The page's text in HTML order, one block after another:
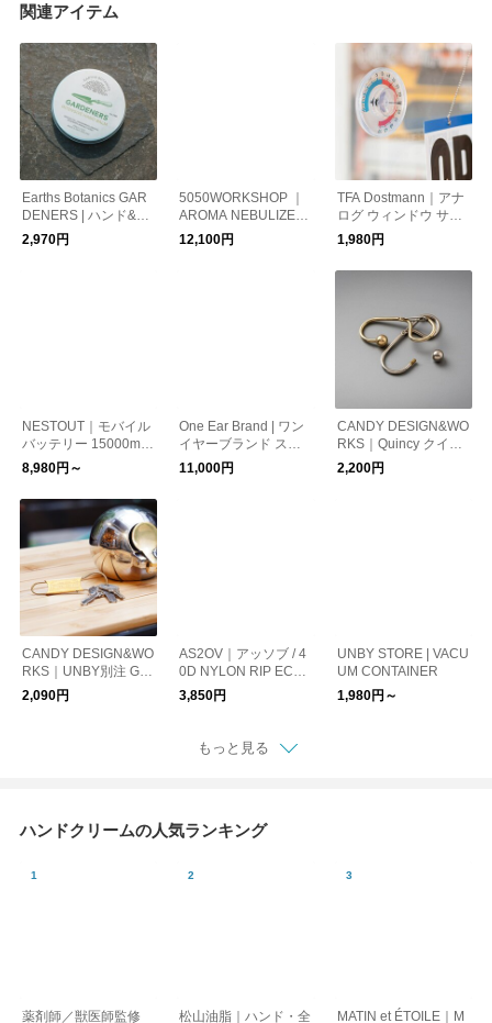
関連アイテム
Earths Botanics GAR
DENERS | ハンド&ボ
ディクリーム
2,970円
5050WORKSHOP ｜
AROMA NEBULIZER
アロマネブライザー
12,100円
TFA Dostmann｜アナ
ログ ウィンドウ サー
モメーター（温度計）
1,980円
NESTOUT｜モバイル
バッテリー 15000mA
h
8,980円～
One Ear Brand | ワン
イヤーブランド スカ
ーフ バンダナ 70×70
11,000円
CANDY DESIGN&WO
RKS｜Quincy クイン
シー キーリング
2,200円
CANDY DESIGN&WO
RKS｜UNBY別注 Gor
don ゴードン ブラス
キーホルダー
2,090円
AS2OV｜アッソブ / 4
0D NYLON RIP ECO
BAG L エコバッグ
トートバッグ
3,850円
UNBY STORE | VACU
UM CONTAINER
1,980円～
もっと見る
ハンドクリームの人気ランキング
薬剤師／獣医師監修
松山油脂｜ハンド・全
MATIN et ÉTOILE｜M